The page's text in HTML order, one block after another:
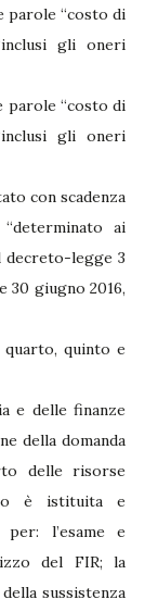
parole “costo di
gli oneri
parole “costo di
gli oneri
con scadenza
ai
decreto-legge 3
30 giugno 2016,
quinto e
e delle finanze
della domanda
delle risorse
è istituita e
per: l’esame e
del FIR; la
sussistenza